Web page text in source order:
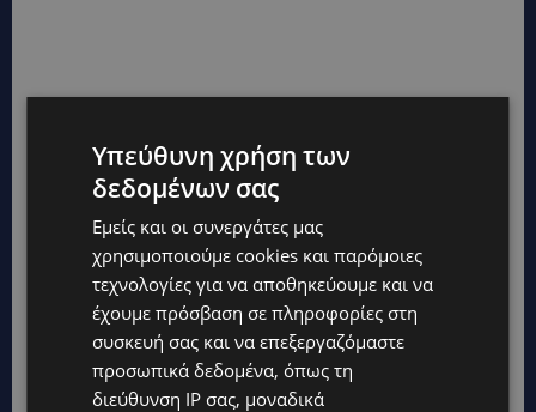
Υπεύθυνη χρήση των
δεδομένων σας
Εμείς και οι συνεργάτες μας
χρησιμοποιούμε cookies και παρόμοιες
τεχνολογίες για να αποθηκεύουμε και να
έχουμε πρόσβαση σε πληροφορίες στη
συσκευή σας και να επεξεργαζόμαστε
προσωπικά δεδομένα, όπως τη
διεύθυνση IP σας, μοναδικά